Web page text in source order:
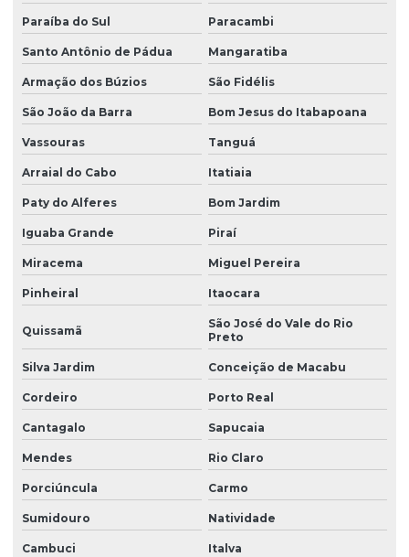
Paraíba do Sul Paracambi
Santo Antônio de Pádua Mangaratiba
Armação dos Búzios São Fidélis
São João da Barra Bom Jesus do Itabapoana
Vassouras Tanguá
Arraial do Cabo Itatiaia
Paty do Alferes Bom Jardim
Iguaba Grande Piraí
Miracema Miguel Pereira
Pinheiral Itaocara
Quissamã
São José do Vale do Rio
Preto
Silva Jardim Conceição de Macabu
Cordeiro Porto Real
Cantagalo Sapucaia
Mendes Rio Claro
Porciúncula Carmo
Sumidouro Natividade
Cambuci Italva